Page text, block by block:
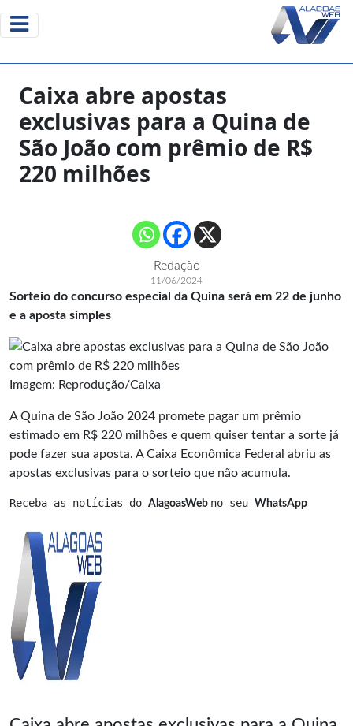
Caixa abre apostas
exclusivas para a Quina de
São João com prêmio de R$
220 milhões
Redação
11/06/2024
Sorteio do concurso especial da Quina será em 22 de junho
e a aposta simples
Imagem: Reprodução/Caixa
A Quina de São João 2024 promete pagar um prêmio
estimado em R$ 220 milhões e quem quiser tentar a sorte já
pode fazer sua aposta. A Caixa Econômica Federal abriu as
apostas exclusivas para o sorteio que não acumula.
Receba as notícias do AlagoasWeb no seu WhatsApp